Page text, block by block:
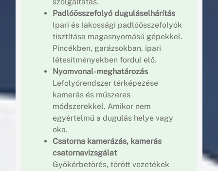
Padlóösszefolyó duguláselhárítás
Ipari és lakossági padlóösszefolyók
tisztítása magasnyomású gépekkel.
Pincékben, garázsokban, ipari
létesítményekben fordul elő.
Nyomvonal-meghatározás
Lefolyórendszer térképezése
kamerás és műszeres
módszerekkel. Amikor nem
egyértelmű a dugulás helye vagy
oka.
Csatorna kamerázás, kamerás
csatornavizsgálat
Gyökérbetörés, törött vezetékek